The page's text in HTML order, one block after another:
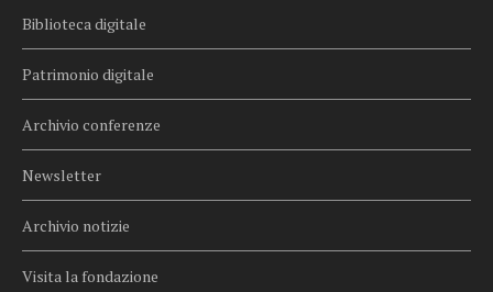
Biblioteca digitale
Patrimonio digitale
Archivio conferenze
Newsletter
Archivio notizie
Visita la fondazione